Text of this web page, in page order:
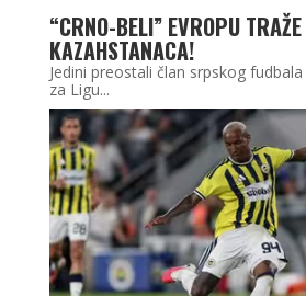
“CRNO-BELI” EVROPU
KAZAHSTANACA!
Jedini preostali član srpskog
za Ligu...